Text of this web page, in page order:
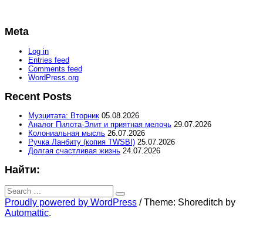
Meta
Log in
Entries feed
Comments feed
WordPress.org
Recent Posts
Музцитата: Вторник 05.08.2026
Аналог Пилота-Элит и приятная мелочь 29.07.2026
Колониальная мысль 26.07.2026
Ручка Ланбиту (копия TWSBI) 25.07.2026
Долгая счастливая жизнь 24.07.2026
Найти:
Search
for:
Search
Proudly powered by WordPress /Theme: Shoreditch by
Automattic.